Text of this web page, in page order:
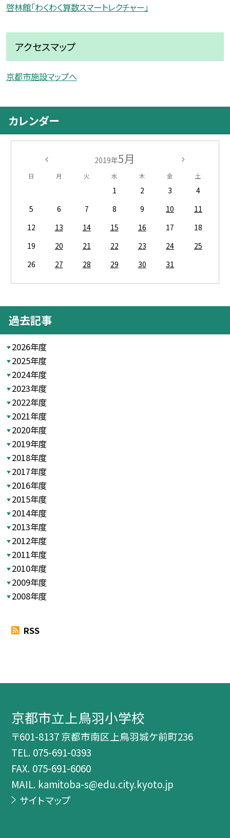
啓林館「わくわく算数スマートレクチャー」
アクセスマップ
京都市施設マップへ
カレンダー
2019年5月
日 月 火 水 木 金 土
1 2 3
4
5
6 7 8 9 10
11
12
13 14 15 16 17
18
19
20 21 22 23 24
25
26
27 28 29 30 31
過去記事
2026年度
2025年度
2024年度
2023年度
2022年度
2021年度
2020年度
2019年度
2018年度
2017年度
2016年度
2015年度
2014年度
2013年度
2012年度
2011年度
2010年度
2009年度
2008年度
RSS
京都市立上鳥羽小学校
〒601-8137 京都市南区上鳥羽城ケ前町236
TEL. 075-691-0393
FAX. 075-691-6060
MAIL. kamitoba-s@edu.city.kyoto.jp
サイトマップ